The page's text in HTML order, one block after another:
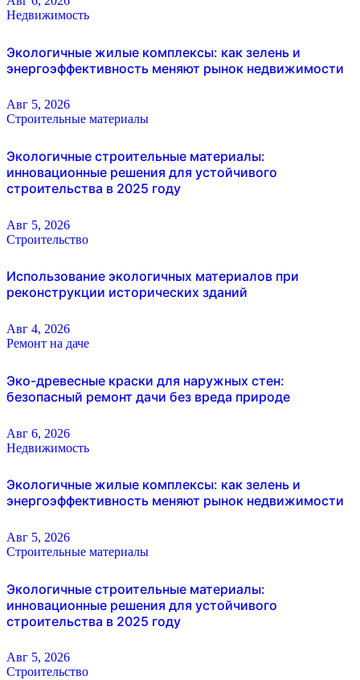
Недвижимость
Экологичные жилые комплексы: как зелень и
энергоэффективность меняют рынок недвижимости
Авг 5, 2026
Строительные материалы
Экологичные строительные материалы:
инновационные решения для устойчивого
строительства в 2025 году
Авг 5, 2026
Строительство
Использование экологичных материалов при
реконструкции исторических зданий
Авг 4, 2026
Ремонт на даче
Эко-древесные краски для наружных стен:
безопасный ремонт дачи без вреда природе
Авг 6, 2026
Недвижимость
Экологичные жилые комплексы: как зелень и
энергоэффективность меняют рынок недвижимости
Авг 5, 2026
Строительные материалы
Экологичные строительные материалы:
инновационные решения для устойчивого
строительства в 2025 году
Авг 5, 2026
Строительство